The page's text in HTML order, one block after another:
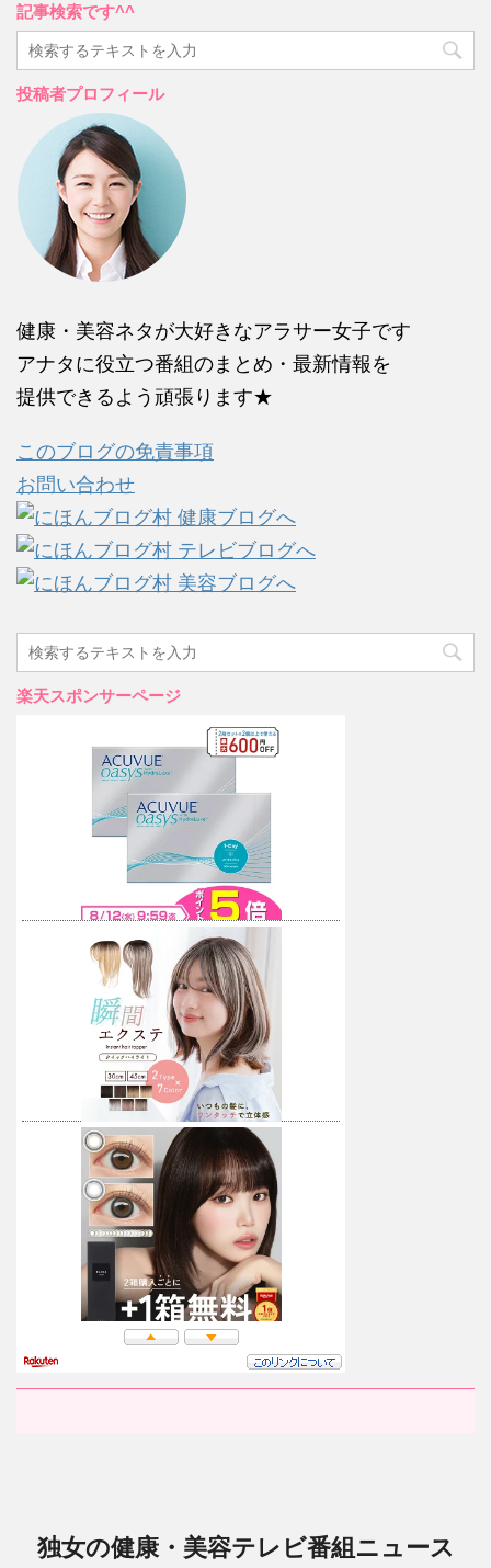
記事検索です^^
投稿者プロフィール
健康・美容ネタが大好きなアラサー女子です
アナタに役立つ番組のまとめ・最新情報を
提供できるよう頑張ります★
このブログの免責事項
お問い合わせ
楽天スポンサーページ
独女の健康・美容テレビ番組ニュース